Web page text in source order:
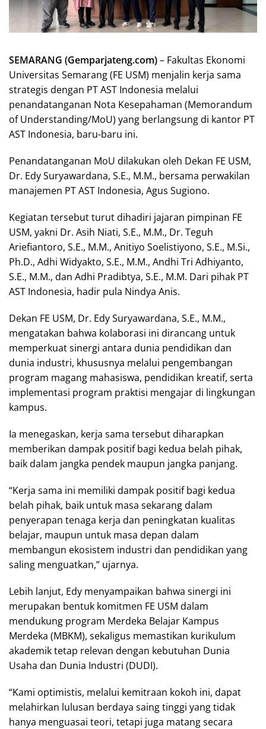
SEMARANG (Gemparjateng.com)– Fakultas Ekonomi
Universitas Semarang (FE USM) menjalin kerja sama
strategis dengan PT AST Indonesia melalui
penandatanganan Nota Kesepahaman (Memorandum
of Understanding/MoU) yang berlangsung di kantor PT
AST Indonesia, baru-baru ini.
Penandatanganan MoU dilakukan oleh Dekan FE USM,
Dr. Edy Suryawardana, S.E., M.M., bersama perwakilan
manajemen PT AST Indonesia, Agus Sugiono.
Kegiatan tersebut turut dihadiri jajaran pimpinan FE
USM, yakni Dr. Asih Niati, S.E., M.M., Dr. Teguh
Ariefiantoro, S.E., M.M., Anitiyo Soelistiyono, S.E., M.Si.,
Ph.D., Adhi Widyakto, S.E., M.M., Andhi Tri Adhiyanto,
S.E., M.M., dan Adhi Pradibtya, S.E., M.M. Dari pihak PT
AST Indonesia, hadir pula Nindya Anis.
Dekan FE USM, Dr. Edy Suryawardana, S.E., M.M.,
mengatakan bahwa kolaborasi ini dirancang untuk
memperkuat sinergi antara dunia pendidikan dan
dunia industri, khususnya melalui pengembangan
program magang mahasiswa, pendidikan kreatif, serta
implementasi program praktisi mengajar di lingkungan
kampus.
Ia menegaskan, kerja sama tersebut diharapkan
memberikan dampak positif bagi kedua belah pihak,
baik dalam jangka pendek maupun jangka panjang.
“Kerja sama ini memiliki dampak positif bagi kedua
belah pihak, baik untuk masa sekarang dalam
penyerapan tenaga kerja dan peningkatan kualitas
belajar, maupun untuk masa depan dalam
membangun ekosistem industri dan pendidikan yang
saling menguatkan,” ujarnya.
Lebih lanjut, Edy menyampaikan bahwa sinergi ini
merupakan bentuk komitmen FE USM dalam
mendukung program Merdeka Belajar Kampus
Merdeka (MBKM), sekaligus memastikan kurikulum
akademik tetap relevan dengan kebutuhan Dunia
Usaha dan Dunia Industri (DUDI).
“Kami optimistis, melalui kemitraan kokoh ini, dapat
melahirkan lulusan berdaya saing tinggi yang tidak
hanya menguasai teori, tetapi juga matang secara